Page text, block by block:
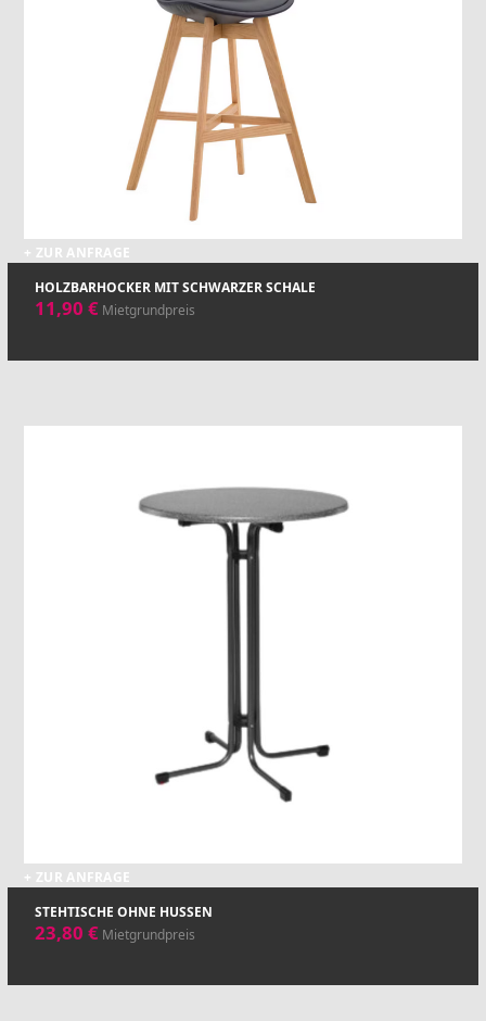
+ ZUR ANFRAGE
HOLZBARHOCKER MIT SCHWARZER SCHALE
11,90€ Mietgrundpreis
+ ZUR ANFRAGE
STEHTISCHE OHNE HUSSEN
23,80€ Mietgrundpreis